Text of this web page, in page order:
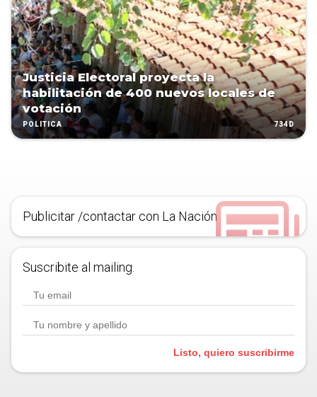
Justicia Electoral proyecta la
habilitación de 400 nuevos locales de
votación
POLÍTICA 734D
Publicitar /contactar con La Nación
Suscribite al mailing.
Listo, quiero suscribirme